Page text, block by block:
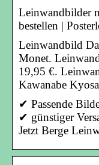
Leinwandbilder
bestellen |
Leinwandbild
Monet.
19,95 €.
Kawanabe
✔ Passende
✔ günstiger
Jetzt Berge